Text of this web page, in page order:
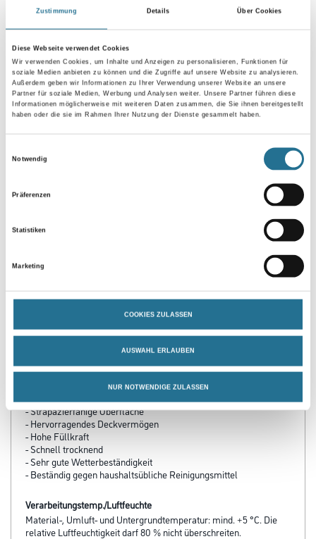
Zustimmung Details Über Cookies
Diese Webseite verwendet Cookies
Wir verwenden Cookies, um Inhalte und Anzeigen zu personalisieren, Funktionen für
soziale Medien anbieten zu können und die Zugriffe auf unsere Website zu analysieren.
Außerdem geben wir Informationen zu Ihrer Verwendung unserer Website an unsere
Partner für soziale Medien, Werbung und Analysen weiter. Unsere Partner führen diese
Informationen möglicherweise mit weiteren Daten zusammen, die Sie ihnen bereitgestellt
haben oder die sie im Rahmen Ihrer Nutzung der Dienste gesammelt haben.
Notwendig
Präferenzen
Statistiken
Marketing
COOKIES ZULASSEN
AUSWAHL ERLAUBEN
NUR NOTWENDIGE ZULASSEN
Glanzgrad
Gebinde
Umrechnungsfaktoren
Zur Farbauswahl für Ihren Wunschfarbton
PRODUKTEIGENSCHAFTEN
- Strapazierfähige Oberfläche
- Hervorragendes Deckvermögen
- Hohe Füllkraft
- Schnell trocknend
- Sehr gute Wetterbeständigkeit
- Beständig gegen haushaltsübliche Reinigungsmittel
Verarbeitungstemp./Luftfeuchte
Material-, Umluft- und Untergrundtemperatur: mind. +5 °C. Die
relative Luftfeuchtigkeit darf 80 % nicht überschreiten.